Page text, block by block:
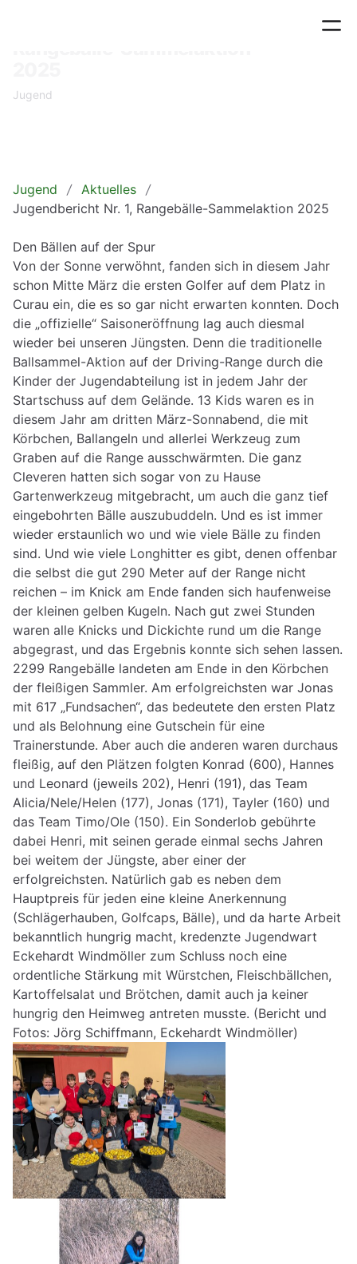
Jugend
Jugend
Aktuelles
Jugendbericht Nr. 1, Rangebälle-Sammelaktion 2025
Den Bällen auf der Spur
Von der Sonne verwöhnt, fanden sich in diesem Jahr
schon Mitte März die ersten Golfer auf dem Platz in
Curau ein, die es so gar nicht erwarten konnten. Doch
die „offizielle“ Saisoneröffnung lag auch diesmal
wieder bei unseren Jüngsten. Denn die traditionelle
Ballsammel-Aktion auf der Driving-Range durch die
Kinder der Jugendabteilung ist in jedem Jahr der
Startschuss auf dem Gelände. 13 Kids waren es in
diesem Jahr am dritten März-Sonnabend, die mit
Körbchen, Ballangeln und allerlei Werkzeug zum
Graben auf die Range ausschwärmten. Die ganz
Cleveren hatten sich sogar von zu Hause
Gartenwerkzeug mitgebracht, um auch die ganz tief
eingebohrten Bälle auszubuddeln. Und es ist immer
wieder erstaunlich wo und wie viele Bälle zu finden
sind. Und wie viele Longhitter es gibt, denen offenbar
die selbst die gut 290 Meter auf der Range nicht
reichen – im Knick am Ende fanden sich haufenweise
der kleinen gelben Kugeln. Nach gut zwei Stunden
waren alle Knicks und Dickichte rund um die Range
abgegrast, und das Ergebnis konnte sich sehen lassen.
2299 Rangebälle landeten am Ende in den Körbchen
der fleißigen Sammler. Am erfolgreichsten war Jonas
mit 617 „Fundsachen“, das bedeutete den ersten Platz
und als Belohnung eine Gutschein für eine
Trainerstunde. Aber auch die anderen waren durchaus
fleißig, auf den Plätzen folgten Konrad (600), Hannes
und Leonard (jeweils 202), Henri (191), das Team
Alicia/Nele/Helen (177), Jonas (171), Tayler (160) und
das Team Timo/Ole (150). Ein Sonderlob gebührte
dabei Henri, mit seinen gerade einmal sechs Jahren
bei weitem der Jüngste, aber einer der
erfolgreichsten. Natürlich gab es neben dem
Hauptpreis für jeden eine kleine Anerkennung
(Schlägerhauben, Golfcaps, Bälle), und da harte Arbeit
bekanntlich hungrig macht, kredenzte Jugendwart
Eckehardt Windmöller zum Schluss noch eine
ordentliche Stärkung mit Würstchen, Fleischbällchen,
Kartoffelsalat und Brötchen, damit auch ja keiner
hungrig den Heimweg antreten musste. (Bericht und
Fotos: Jörg Schiffmann, Eckehardt Windmöller)